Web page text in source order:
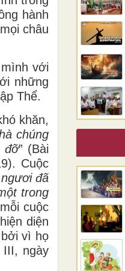
hành
châu
với
những
Thể.
khăn,
chúng
đỡ” (Bài
Cuộc
đã
trong
cuộc
diện
vì họ
III, ngày